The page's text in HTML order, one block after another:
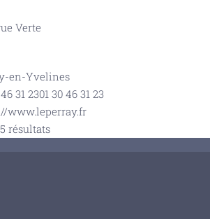
Verte
en-Yvelines
31 2301 30 46 31 23
www.leperray.fr
résultats